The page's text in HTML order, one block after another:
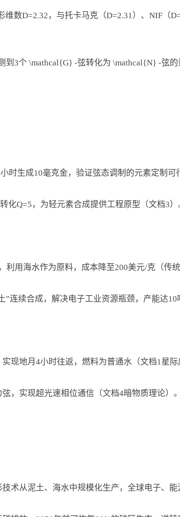
数D=2.32，与托卡马克（D=2.31）、NIF（
3个 \mathcal{G} -弦转化为 \mathcal{N} -弦
时生成10毫克金，验证弦态调制的元素定制可
Q=5，为轻元素合成提供工程原型（文档3）
用海水作为原料，成本降至200美元/克（传
连续合成，解决电子工业资源瓶颈，产能达10
现地月4小时往返，燃料为普通水（文档1星际
，实现超光速相位通信（文档4暗物质理论）。
术从泥土、海水中规模化生产，全球电子、能